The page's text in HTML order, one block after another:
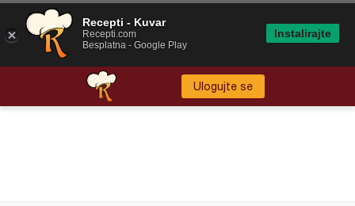
Ulogujte se
Recepti - Kuvar
Recepti.com
Besplatna - Google Play
Instalirajte